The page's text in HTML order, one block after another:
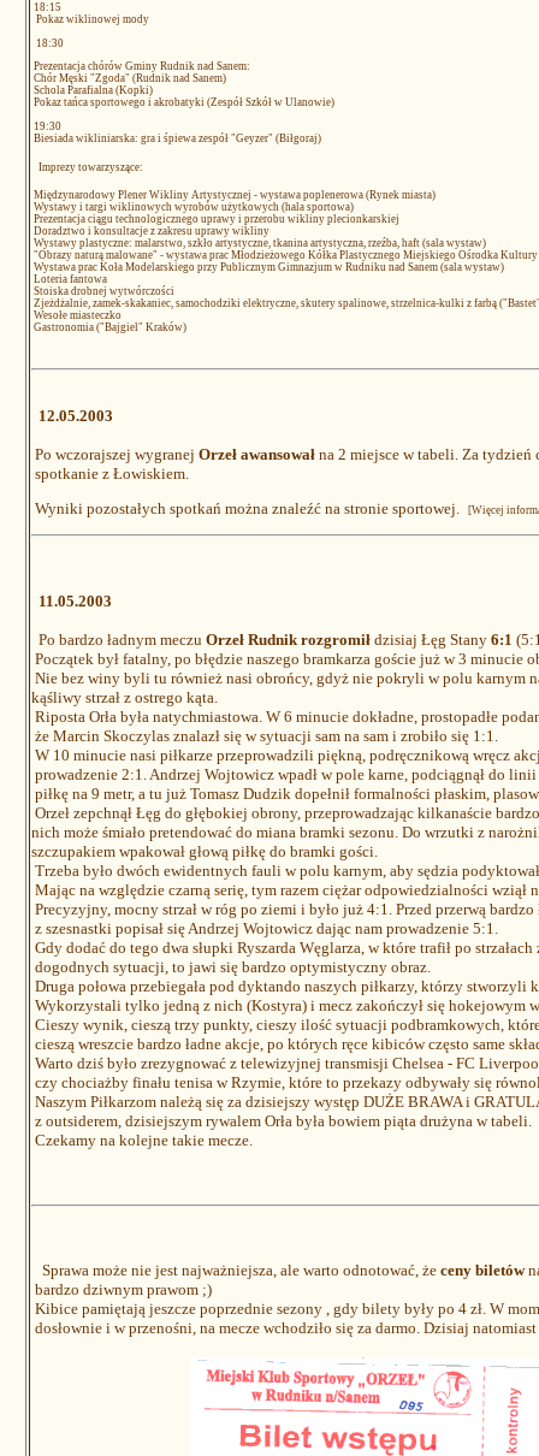
18:15
Pokaz wiklinowej mody
18:30
Prezentacja chórów Gminy Rudnik nad Sanem:
Chór Męski "Zgoda" (Rudnik nad Sanem)
Schola Parafialna (Kopki)
Pokaz tańca sportowego i akrobatyki (Zespół Szkół w Ulanowie)
19:30
Biesiada wikliniarska: gra i śpiewa zespół "Geyzer" (Biłgoraj)
Imprezy towarzyszące:
Międzynarodowy Plener Wikliny Artystycznej - wystawa poplenerowa (Rynek miasta)
Wystawy i targi wiklinowych wyrobów użytkowych (hala sportowa)
Prezentacja ciągu technologicznego uprawy i przerobu wikliny plecionkarskiej
Doradztwo i konsultacje z zakresu uprawy wikliny
Wystawy plastyczne: malarstwo, szkło artystyczne, tkanina artystyczna, rzeźba, haft (sala wystaw)
"Obrazy naturą malowane" - wystawa prac Młodzieżowego Kółka Plastycznego Miejskiego Ośrodka
Wystawa prac Koła Modelarskiego przy Publicznym Gimnazjum w Rudniku nad Sanem (sala wystaw)
Loteria fantowa
Stoiska drobnej wytwórczości
Zjeżdżalnie, zamek-skakaniec, samochodziki elektryczne, skutery spalinowe, strzelnica-kulki z farbą
Wesołe miasteczko
Gastronomia ("Bajgiel" Kraków)
12.05.2003
Po wczorajszej wygranej Orzeł awansował na 2 miejsce w tabeli. Za tydzień
spotkanie z Łowiskiem.
Wyniki pozostałych spotkań można znaleźć na stronie sportowej.
[Więcej
11.05.2003
Po bardzo ładnym meczu Orzeł Rudnik rozgromił dzisiaj Łęg Stany 6:1
Początek był fatalny, po błędzie naszego bramkarza goście już w 3 minucie
Nie bez winy byli tu również nasi obrońcy, gdyż nie pokryli w polu karnym
kąśliwy strzał z ostrego kąta.
Riposta Orła była natychmiastowa. W 6 minucie dokładne, prostopadłe
że Marcin Skoczylas znalazł się w sytuacji sam na sam i zrobiło się 1:1.
W 10 minucie nasi piłkarze przeprowadzili piękną, podręcznikową wręcz
prowadzenie 2:1. Andrzej Wojtowicz wpadł w pole karne, podciągnął do
piłkę na 9 metr, a tu już Tomasz Dudzik dopełnił formalności płaskim,
Orzeł zepchnął Łęg do głębokiej obrony, przeprowadzając kilkanaście
nich może śmiało pretendować do miana bramki sezonu. Do wrzutki z
szczupakiem wpakował głową piłkę do bramki gości.
Trzeba było dwóch ewidentnych fauli w polu karnym, aby sędzia
Mając na względzie czarną serię, tym razem ciężar odpowiedzialności wziął
Precyzyjny, mocny strzał w róg po ziemi i było już 4:1. Przed przerwą bardzo
z szesnastki popisał się Andrzej Wojtowicz dając nam prowadzenie 5:1.
Gdy dodać do tego dwa słupki Ryszarda Węglarza, w które trafił po
dogodnych sytuacji, to jawi się bardzo optymistyczny obraz.
Druga połowa przebiegała pod dyktando naszych piłkarzy, którzy
Wykorzystali tylko jedną z nich (Kostyra) i mecz zakończył się hokejowym
Cieszy wynik, cieszą trzy punkty, cieszy ilość sytuacji podbramkowych,
cieszą wreszcie bardzo ładne akcje, po których ręce kibiców często same
Warto dziś było zrezygnować z telewizyjnej transmisji Chelsea - FC
czy chociażby finału tenisa w Rzymie, które to przekazy odbywały się
Naszym Piłkarzom należą się za dzisiejszy występ DUŻE BRAWA i
z outsiderem, dzisiejszym rywalem Orła była bowiem piąta drużyna w tabeli.
Czekamy na kolejne takie mecze.
Sprawa może nie jest najważniejsza, ale warto odnotować, że ceny biletów
bardzo dziwnym prawom ;)
Kibice pamiętają jeszcze poprzednie sezony , gdy bilety były po 4 zł. W
dosłownie i w przenośni, na mecze wchodziło się za darmo. Dzisiaj